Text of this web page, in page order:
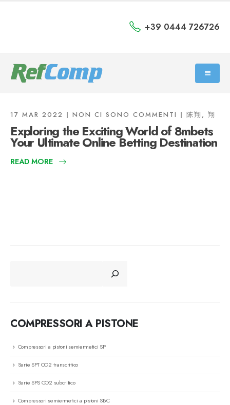
+39 0444 726726
17 MAR 2022 NON CI SONO COMMENTI 陈翔, 翔
Exploring the Exciting World of 8mbets
Your Ultimate Online Betting Destination
READ MORE
COMPRESSORI A PISTONE
Compressori a pistoni semiermetici SP
Serie SPT CO2 transcritico
Serie SPS CO2 subcritico
Compressori semiermetici a pistoni SBC